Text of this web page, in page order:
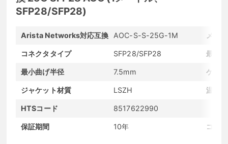
SFP28/SFP28)
Arista Networks対応互換 AOC-S-S-25G-1M メー
コネクタタイプ SFP28/SFP28 最大
最小曲げ半径 7.5mm ケー
ジャケット材質 LSZH 温度
HTSコード 8517622990
保証期間 10年 コン